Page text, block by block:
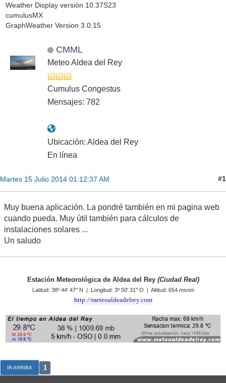
Weather Display versión 10.37S23
cumulusMX
GraphWeather Version 3.0.15
CMML
Meteo Aldea del Rey
Cumulus Congestus
Mensajes: 782
Ubicación: Aldea del Rey
En línea
Martes 15 Julio 2014 01:12:37 AM #1
Muy buena aplicación. La pondré también en mi pagina web
cuando pueda. Muy útil también para cálculos de
instalaciones solares ...
Un saludo
Estación Meteorológica de Aldea del Rey (Ciudad Real)
Latitud: 38º 44' 47'' N | Longitud: 3º 50' 31'' O | Altitud: 654 msnm
http://meteoaldeadelrey.com
IR ARRIBA 1